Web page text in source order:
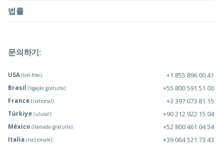
법률
문의하기:
USA (toll-free): +1 855 896 00 41
Brasil (ligação gratuita): +55 800 591 51 00
France (national): +3 397 073 81 15
Türkiye (ulusal): +90 212 922 15 04
México (llamada gratuita): +52 800 461 04 54
Italia (nazionale): +39 064 521 73 43